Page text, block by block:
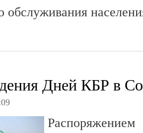
обслуживания
Дней КБР в